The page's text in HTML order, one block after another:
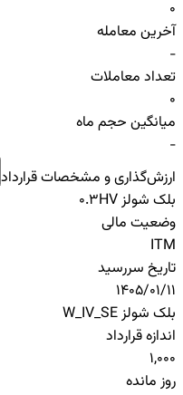
0
آخرین معامله
-
تعداد معاملات
0
میانگین حجم ماه
-
ارزش‌گذاری و مشخصات قرارداد
بلک شولز HV
0.3
وضعیت مالی
ITM
تاریخ سررسید
1405/01/11
بلک شولز W_IV_SE
اندازه قرارداد
1,000
روز مانده